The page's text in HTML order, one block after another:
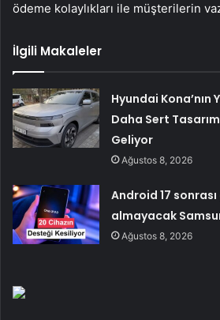
ödeme kolaylıkları ile müşterilerin
İlgili Makaleler
Hyundai Kona’nın
Daha Sert
Geliyor
Ağustos 8, 2026
Android 17
almayacak
Ağustos 8, 2026